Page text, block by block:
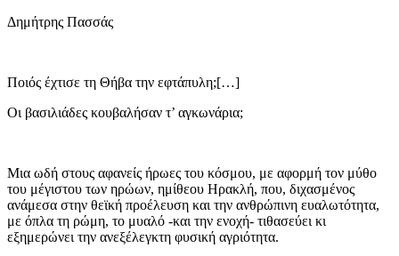
Δημήτρης Πασσάς
Ποιός έχτισε τη Θήβα την εφτάπυλη;[…]
Οι βασιλιάδες κουβαλήσαν τ’ αγκωνάρια;
Μια ωδή στους αφανείς ήρωες του κόσμου, με αφορμή τον μύθο
του μέγιστου των ηρώων, ημίθεου Ηρακλή, που, διχασμένος
ανάμεσα στην θεϊκή προέλευση και την ανθρώπινη ευαλωτότητα,
με όπλα τη ρώμη, το μυαλό -και την ενοχή- τιθασεύει κι
εξημερώνει την ανεξέλεγκτη φυσική αγριότητα.